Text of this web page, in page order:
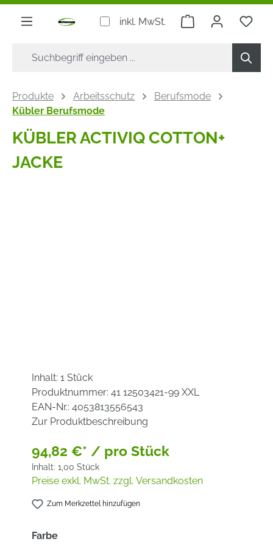
springen
inkl. MwSt. Warenkorb
Produkte Arbeitsschutz
Berufsmode
Kübler Berufsmode
KÜBLER ACTIVIQ COTTON+
JACKE
Inhalt: 1 Stück
Produktnummer: 41 12503421-99 XXL
EAN-Nr.: 4053813556543
Zur Produktbeschreibung
94,82 €* / pro Stück
Inhalt: 1,00 Stück
Preise exkl. MwSt. zzgl. Versandkosten
Zum Merkzettel hinzufügen
Farbeauswählen